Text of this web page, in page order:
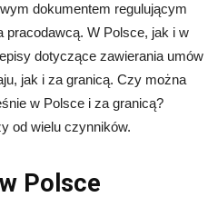
dokumentem regulującym
pracodawcą. W Polsce, jak i w
dotyczące zawierania umów
jak i za granicą. Czy można
w Polsce i za granicą?
od wielu czynników.
Polsce